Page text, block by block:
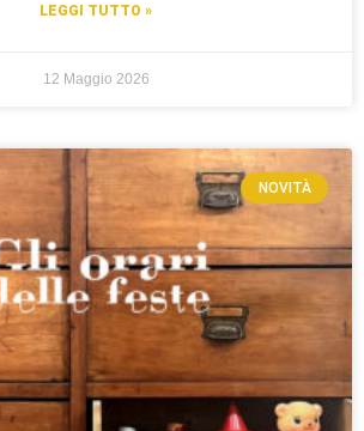
LEGGI TUTTO »
12 Maggio 2026
NOVITÀ